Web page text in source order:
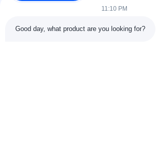
para Robots Humanoides.
11:10 PM
Good day, what product are you looking for?